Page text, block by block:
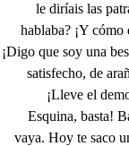
le diríais las
hablaba? ¡Y cómo
¡Digo que soy una
satisfecho, de
¡Lleve el
Esquina, basta!
vaya. Hoy te saco